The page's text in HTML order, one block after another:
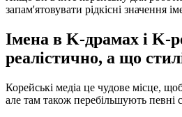
запам'ятовувати рідкісні значення
Імена в K-драмах і K-
реалістично, а що
Корейські медіа це чудове місце,
але там також перебільшують певні